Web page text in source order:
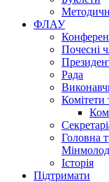
ФЛАУ
Почесні
Рада
Комітети
Головна
Історія
Підтримати